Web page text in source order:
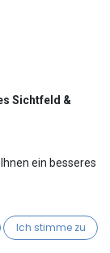
Sichtfeld &
Die
ein besseres
Ich stimme zu